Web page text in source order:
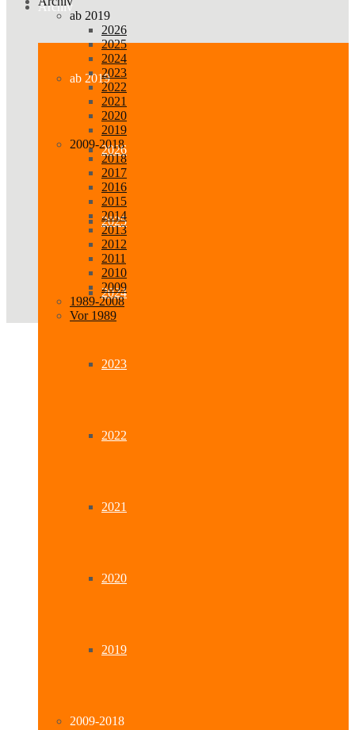
Archiv
ab 2019
2026
2025
2024
2023
2022
2021
2020
2019
2009-2018
ab 2019
2026
2025
2024
2023
2022
2021
2020
2019
2009-2018
2018
2017
2016
2015
2014
2013
2012
2011
2010
2009
1989-2008
Vor 1989